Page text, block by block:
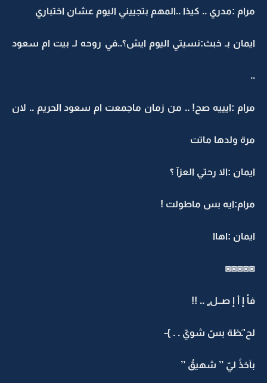
مرام :مدري .. كيذا ..المهم بتجييني اليوم عشان اختباري
ايمان بـ خبث:نسيتي اليوم ايش؟..في روحه لـ بيت ام سعود
..
مرام :ايييه صح! .. من زمان ماجمعت ام سعود الحريم .. لان
مرة ولدها ماتت
ايمان :الا رحتي العزآ ؟
مرام:ايه بس ماطولت !
ايمان :اهاا
◙◙◙◙◙
فأ إ أ إ صــل ٍ .. !!
لح'ـَظة بسّ شويّ . . }-
بآخذُ ليّ ’’ شهيقُ ’’